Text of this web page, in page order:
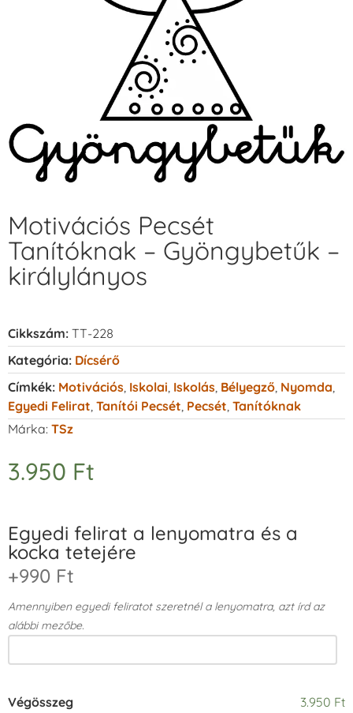
Motivációs Pecsét
Tanítóknak – Gyöngybetűk –
királylányos
Cikkszám: TT-228
Kategória: Dícsérő
Címkék: Motivációs Iskolai Iskolás Bélyegző Nyomda
Egyedi Felirat Tanítói Pecsét Pecsét Tanítóknak
Márka: TSz
3.950 Ft
Egyedi felirat a lenyomatra és a
kocka tetejére
+990 Ft
Amennyiben egyedi feliratot szeretnél a lenyomatra, azt írd az
alábbi mezőbe.
Végösszeg 3.950 Ft